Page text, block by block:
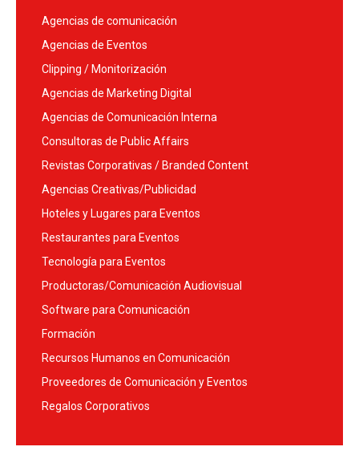
Agencias de comunicación
Agencias de Eventos
Clipping / Monitorización
Agencias de Marketing Digital
Agencias de Comunicación Interna
Consultoras de Public Affairs
Revistas Corporativas / Branded Content
Agencias Creativas/Publicidad
Hoteles y Lugares para Eventos
Restaurantes para Eventos
Tecnología para Eventos
Productoras/Comunicación Audiovisual
Software para Comunicación
Formación
Recursos Humanos en Comunicación
Proveedores de Comunicación y Eventos
Regalos Corporativos